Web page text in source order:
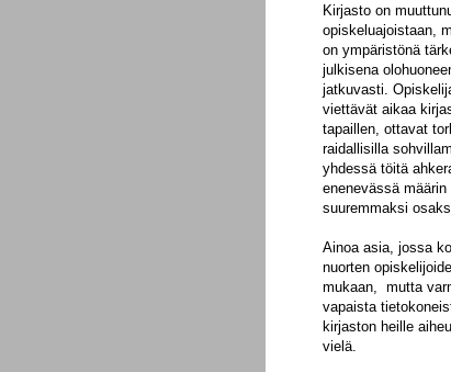
Kirjasto on
opiskeluajoistaan,
on ympäristönä
julkisena
jatkuvasti.
viettävät aikaa
tapaillen, ottavat
raidallisilla
yhdessä töitä
enenevässä
suuremmaksi
Ainoa asia, jossa
nuorten
mukaan, mutta
vapaista
kirjaston heille
vielä.